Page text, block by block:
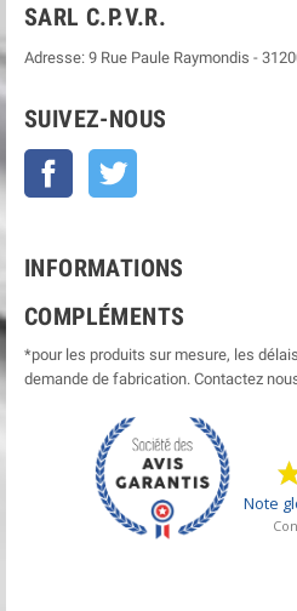
SARL C.P.V.R.
Adresse: 9 Rue Paule Raymondis -
SUIVEZ-NOUS
Facebook
INFORMATIONS
COMPLÉMENTS
*pour les produits sur mesure, les
demande de fabrication. Contactez